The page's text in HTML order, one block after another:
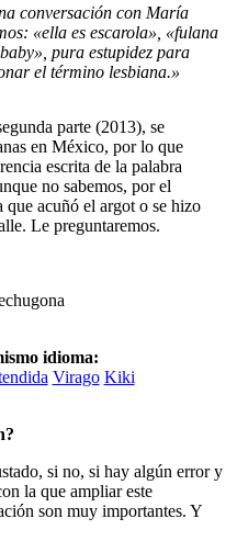
conversación con María
«ella es escarola», «fulana
pura estupidez para
el término lesbiana.»
parte (2013), se
en México, por lo que
escrita de la palabra
no sabemos, por el
acuñó el argot o se hizo
Le preguntaremos.
idioma:
Virago Kiki
si no, si hay algún error y
la que ampliar este
son muy importantes. Y